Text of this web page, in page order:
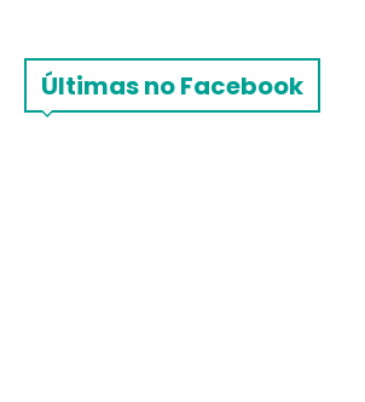
Últimas no Facebook